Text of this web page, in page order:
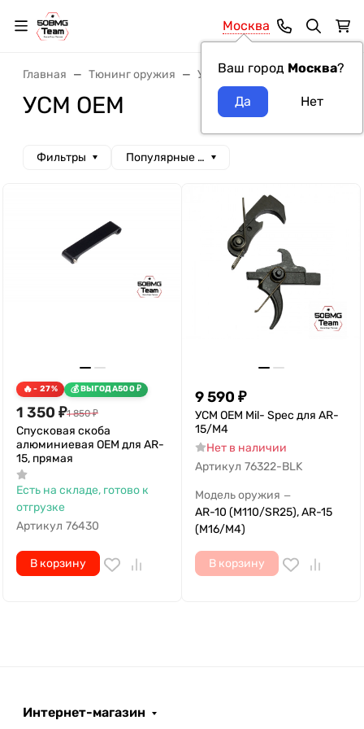
Москва
Ваш город Москва?
Главная Тюнинг оружия УСМ УСМ OEM
УСМ OEM
Фильтры Популярные сначала
- 27% ВЫГОДА500₽
1 350 ₽1 850 ₽
Спусковая скоба
алюминиевая OEM для AR-
15, прямая
Есть на складе, готово к
отгрузке
Артикул 76430
В корзину
9 590 ₽
УСМ OEM Mil- Spec для AR-
15/M4
Нет в наличии
Артикул 76322-BLK
Модель оружия —
AR-10 (M110/SR25), AR-15
(M16/M4)
В корзину
Интернет-магазин